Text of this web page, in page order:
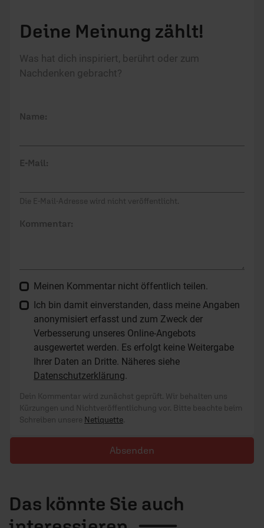
Deine Meinung zählt!
Was hat dich inspiriert, berührt oder zum
Nachdenken gebracht?
Name:
E-Mail:
Die E-Mail-Adresse wird nicht veröffentlicht.
Kommentar:
Meinen Kommentar nicht öffentlich teilen.
Ich bin damit einverstanden, dass meine Angaben
anonymisiert erfasst und zum Zweck der
Verbesserung unseres Online-Angebots
ausgewertet werden. Es erfolgt keine Weitergabe
Ihrer Daten an Dritte. Näheres siehe
Datenschutzerklärung.
Dein Kommentar wird zunächst geprüft. Wir behalten uns
Kürzungen und Nichtveröffentlichung vor. Bitte beachte beim
Schreiben unsere Netiquette.
Absenden
Das könnte Sie auch